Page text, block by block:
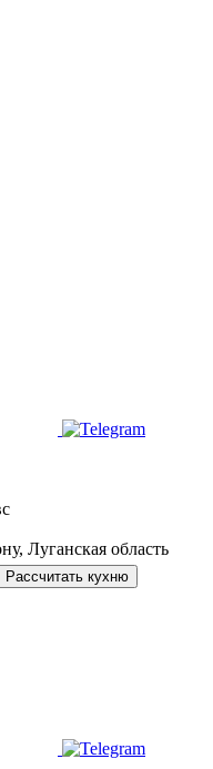
Луганская область
Рассчитать кухню